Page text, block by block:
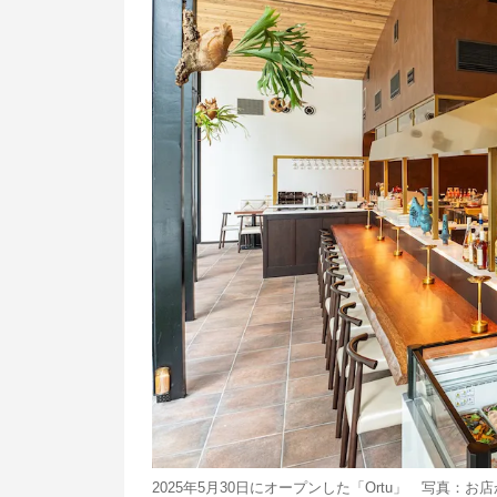
2025年5月30日にオープンした「Ortu」 写真：お店